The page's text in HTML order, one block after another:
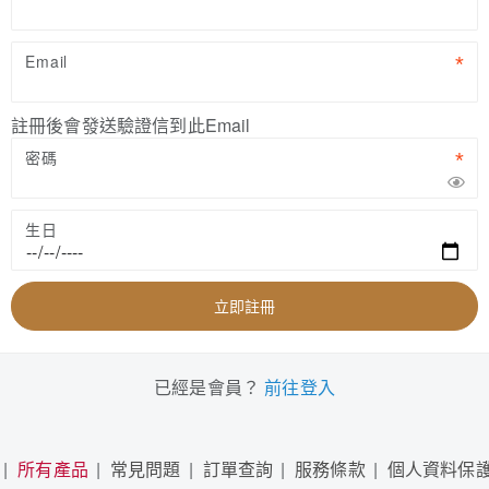
Email
註冊後會發送驗證信到此Email
密碼
生日
立即註冊
已經是會員？ 前往登入
所有產品 常見問題 訂單查詢 服務條款
個人資料保